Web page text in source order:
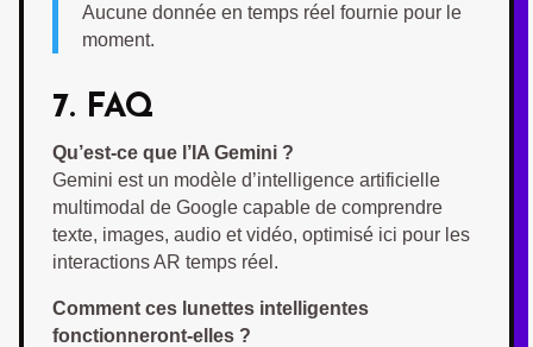
Aucune donnée en temps réel fournie pour le
moment.
7. FAQ
Qu’est-ce que l’IA Gemini ?
Gemini est un modèle d’intelligence artificielle
multimodal de Google capable de comprendre
texte, images, audio et vidéo, optimisé ici pour les
interactions AR temps réel.
Comment ces lunettes intelligentes
fonctionneront-elles ?